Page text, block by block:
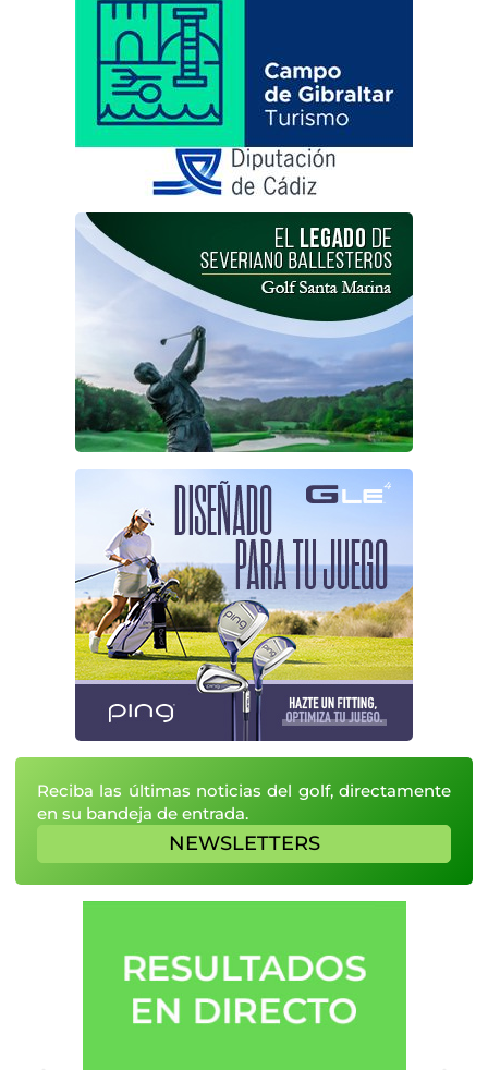
Reciba las últimas noticias del golf, directamente
en su bandeja de entrada.
NEWSLETTERS